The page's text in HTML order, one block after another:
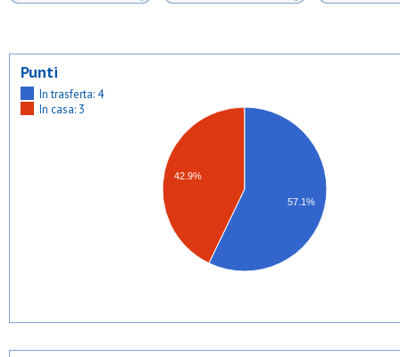
42.9%
57.1%
Punti
In trasferta: 4
In casa: 3